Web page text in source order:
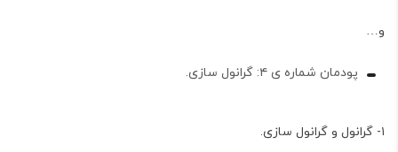
و…
پودمان شماره ی ۴: گرانول سازی.
۱- گرانول و گرانول سازی.